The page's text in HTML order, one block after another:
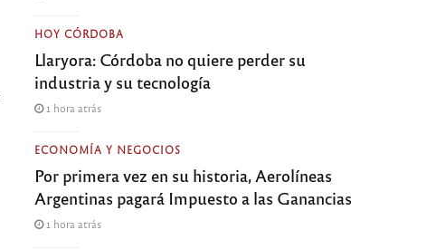
HOY CÓRDOBA
Llaryora: Córdoba no quiere perder su
industria y su tecnología
1 hora atrás
ECONOMÍA Y NEGOCIOS
Por primera vez en su historia, Aerolíneas
Argentinas pagará Impuesto a las Ganancias
1 hora atrás